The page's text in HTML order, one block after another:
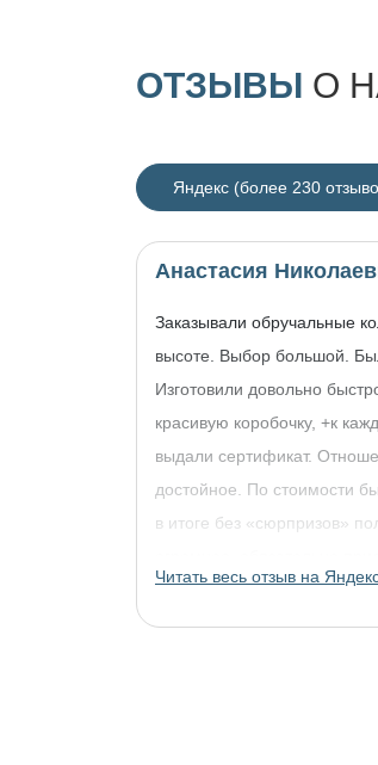
ОТЗЫВЫ О
Яндекс (более 230
Анастасия
Заказывали обручальные
высоте. Выбор большой.
Изготовили довольно
красивую коробочку, +к
выдали сертификат.
достойное. По стоимости
в итоге без «сюрпризов»
украшениями!
Читать весь отзыв на